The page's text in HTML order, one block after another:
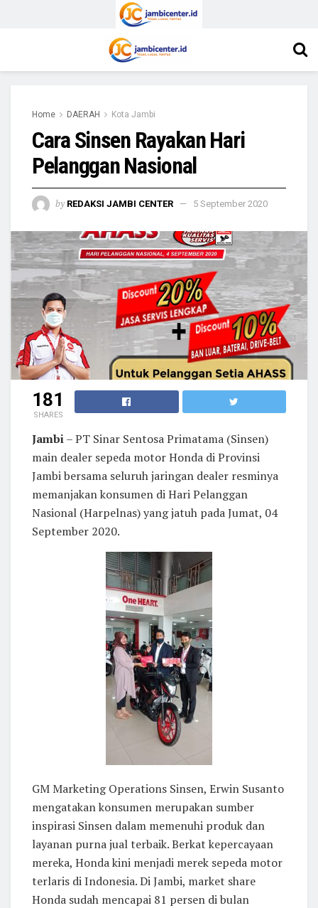
Home DAERAH Kota Jambi
Cara Sinsen Rayakan Hari
Pelanggan Nasional
by REDAKSI JAMBI CENTER 5 September 2020
181
SHARES
Jambi– PT Sinar Sentosa Primatama (Sinsen)
main dealer sepeda motor Honda di Provinsi
Jambi bersama seluruh jaringan dealer resminya
memanjakan konsumen di Hari Pelanggan
Nasional (Harpelnas) yang jatuh pada Jumat, 04
September 2020.
GM Marketing Operations Sinsen, Erwin Susanto
mengatakan konsumen merupakan sumber
inspirasi Sinsen dalam memenuhi produk dan
layanan purna jual terbaik. Berkat kepercayaan
mereka, Honda kini menjadi merek sepeda motor
terlaris di Indonesia. Di Jambi, market share
Honda sudah mencapai 81 persen di bulan